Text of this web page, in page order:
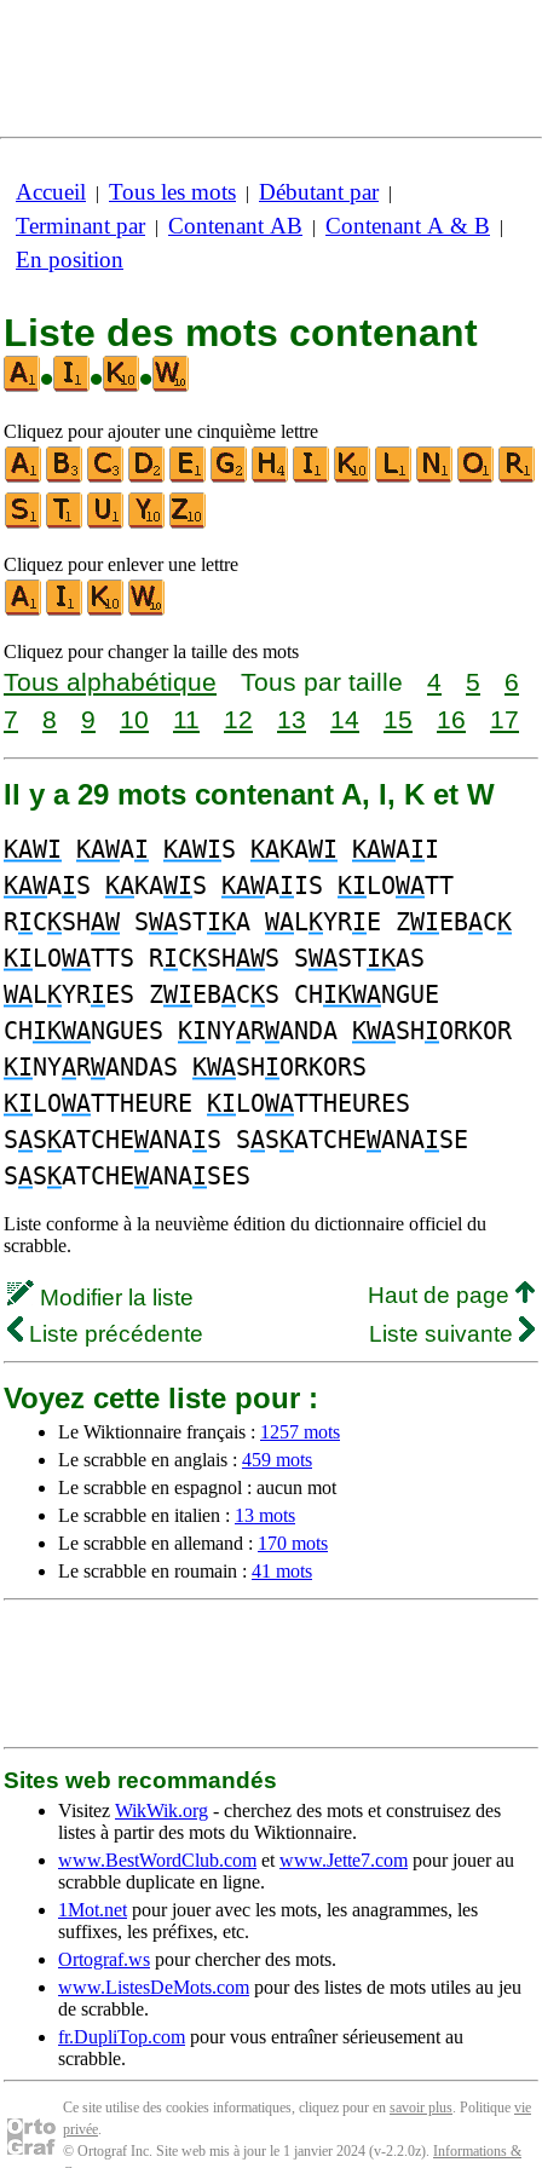
Accueil | Tous les mots | Débutant par|
Terminant par| Contenant AB | Contenant A & B |
En position
Liste des mots contenant
•
• •
Cliquez pour ajouter une cinquième lettre
Cliquez pour enlever une lettre
Cliquez pour changer la taille des mots
Tous alphabétique Tous par taille 4 5
6
7
8 9 10 11 12 13 14 15 16 17
Il y a 29 mots contenant A, I, K et W
KAWI KAWAI KAWIS KAKAWI KAWAII
KAWAIS KAKAWIS KAWAIIS KILOWATT
RICKSHAW SWASTIKA WALKYRIE ZWIEBACK
KILOWATTS RICKSHAWS SWASTIKAS
WALKYRIES ZWIEBACKS CHIKWANGUE
CHIKWANGUES KINYARWANDA KWASHIORKOR
KINYARWANDAS KWASHIORKORS
KILOWATTHEURE KILOWATTHEURES
SASKATCHEWANAIS SASKATCHEWANAISE
SASKATCHEWANAISES
Liste conforme à la neuvième édition du dictionnaire officiel du
scrabble.
Modifier la liste
Haut de page
Liste précédente
Liste suivante
Voyez cette liste pour :
Le Wiktionnaire français : 1257 mots
Le scrabble en anglais : 459 mots
Le scrabble en espagnol : aucun mot
Le scrabble en italien : 13 mots
Le scrabble en allemand : 170 mots
Le scrabble en roumain : 41 mots
Sites web recommandés
Visitez WikWik.org - cherchez des mots et construisez des
listes à partir des mots du Wiktionnaire.
www.BestWordClub.com et www.Jette7.com pour jouer au
scrabble duplicate en ligne.
1Mot.net pour jouer avec les mots, les anagrammes, les
suffixes, les préfixes, etc.
Ortograf.ws pour chercher des mots.
www.ListesDeMots.com pour des listes de mots utiles au jeu
de scrabble.
fr.DupliTop.com pour vous entraîner sérieusement au
scrabble.
Ce site utilise des cookies informatiques, cliquez pour en savoir plus. Politique vie
privée.
© Ortograf Inc. Site web mis à jour le 1 janvier 2024 (v-2.2.0z). Informations &